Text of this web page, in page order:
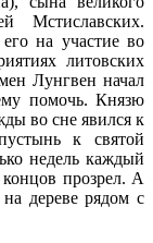
Мстиславских.
на участие во
литовских
Лунгвен начал
помочь. Князю
во сне явился к
к святой
недель каждый
прозрел. А
дереве рядом с